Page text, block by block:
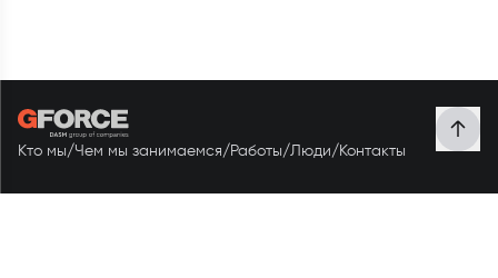
Кто мы/Чем мы занимаемся/ Работы/Люди/ Контакты